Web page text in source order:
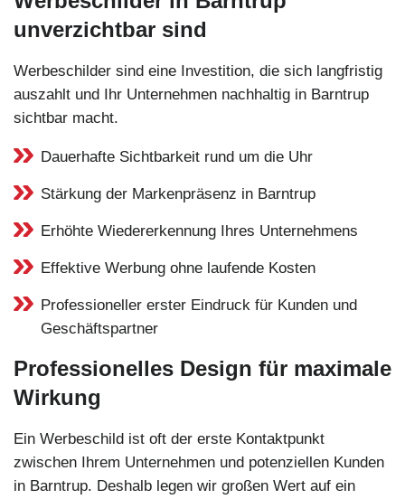
unverzichtbar sind
Werbeschilder sind eine Investition, die sich langfristig
auszahlt und Ihr Unternehmen nachhaltig in Barntrup
sichtbar macht.
Dauerhafte Sichtbarkeit rund um die Uhr
Stärkung der Markenpräsenz in Barntrup
Erhöhte Wiedererkennung Ihres Unternehmens
Effektive Werbung ohne laufende Kosten
Professioneller erster Eindruck für Kunden und
Geschäftspartner
Professionelles Design für maximale
Wirkung
Ein Werbeschild ist oft der erste Kontaktpunkt
zwischen Ihrem Unternehmen und potenziellen Kunden
in Barntrup. Deshalb legen wir großen Wert auf ein